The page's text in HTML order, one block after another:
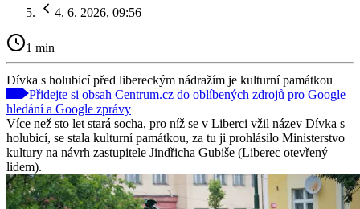
4. 6. 2026, 09:56
1 min
Dívka s holubicí před libereckým nádražím je kulturní památkou
Přidejte si obsah Centrum.cz do oblíbených zdrojů pro Google
hledání a Google zprávy
Více než sto let stará socha, pro níž se v Liberci vžil název Dívka s
holubicí, se stala kulturní památkou, za tu ji prohlásilo Ministerstvo
kultury na návrh zastupitele Jindřicha Gubiše (Liberec otevřený
lidem).